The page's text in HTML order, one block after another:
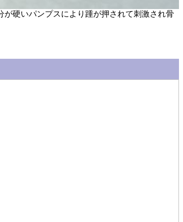
が硬いパンプスにより踵が押されて刺激され骨